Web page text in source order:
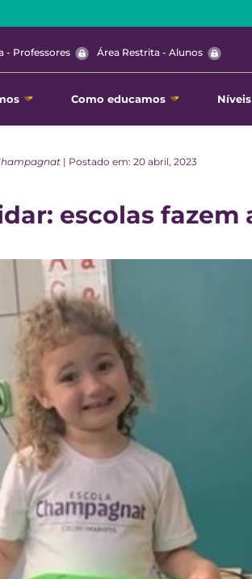
- Professores Área Restrita - Alunos
Como educamos
| Postado em: 20 abril, 2023
escolas